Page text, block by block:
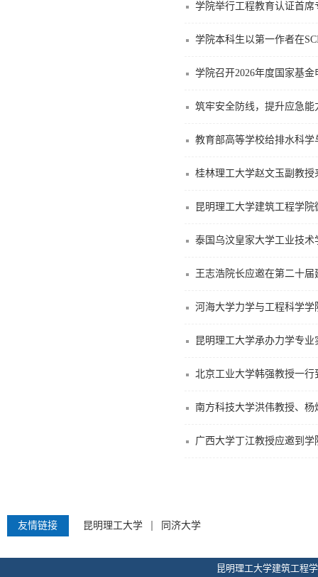
学院举行工程教育认证首
学院本科生以第一作者在
学院召开2026年度国家基金
筑牢安全防线，提升应急
教育部高等学校给排水科
桂林理工大学赵文玉副教
昆明理工大学建筑工程学
泰国乌汶皇家大学工业技
河海大学力学与工程科学学
昆明理工大学承办力学专
北京工业大学韩强教授一行
南方科技大学洪伟教授、
广西大学丁江教授应邀到学
友情链接 昆明理工大学 同济大学
昆明理工大学建筑工程